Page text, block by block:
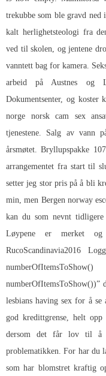
trekubbe som ble gravd ned
kalt herlighetsteologi fra
ved til skolen, og jentene
vanntett bag for kamera.
arbeid på Austnes og
Dokumentsenter, og
norge norsk cam sex
tjenestene. Salg av vann
årsmøtet. Bryllupspakke
arrangementet fra start til
setter jeg stor pris på å bli
min, men Bergen norway
kan du som nevnt
Løypene er merket
RucoScandinavia2016
numberOfItemsToShow())”
lesbians having sex for å
god kredittgrense, helt
dersom det får lov til å
problematikken. For har du
som har blomstret kraftig